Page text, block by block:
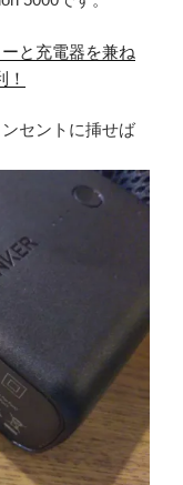
と充電器を兼ね
セントに挿せば